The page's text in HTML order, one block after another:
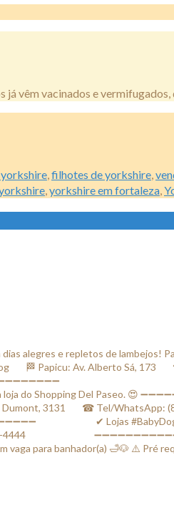
vêm vacinados e
,filhotes de yorkshire,
,yorkshire em fortaleza,